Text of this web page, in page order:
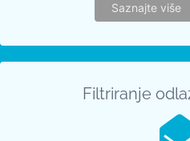
Saznajte više
Filtriranje